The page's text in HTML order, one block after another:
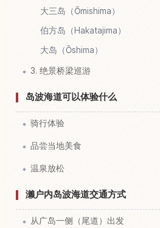
大三岛（Ōmishima）
伯方岛（Hakatajima）
大岛（Ōshima）
3. 绝景桥梁巡游
岛波海道可以体验什么
骑行体验
品尝当地美食
温泉放松
濑户内岛波海道交通方式
从广岛一侧（尾道）出发